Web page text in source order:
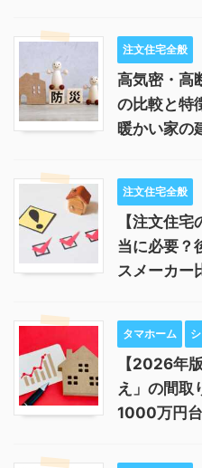
注文住宅全般
高気密・高
の比較と特
暖かい家の
注文住宅全般
【注文住
当に必要？
スメーカー
タマホーム
【2026年
え」の間取
1000万円